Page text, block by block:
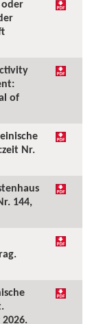
oder
of
Nr.
144,